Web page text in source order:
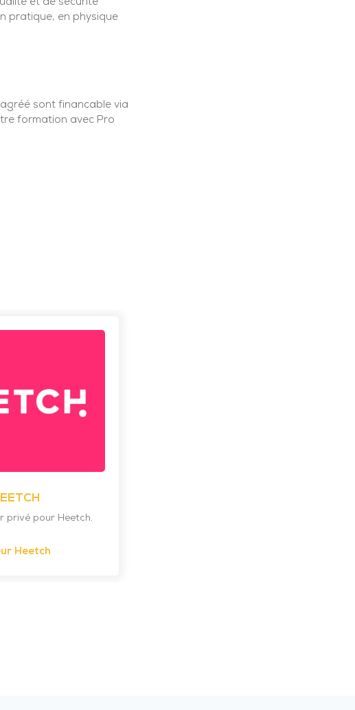
et de sécurité
pratique, en physique
agréé sont financable via
formation avec Pro
privé pour Heetch.
Heetch